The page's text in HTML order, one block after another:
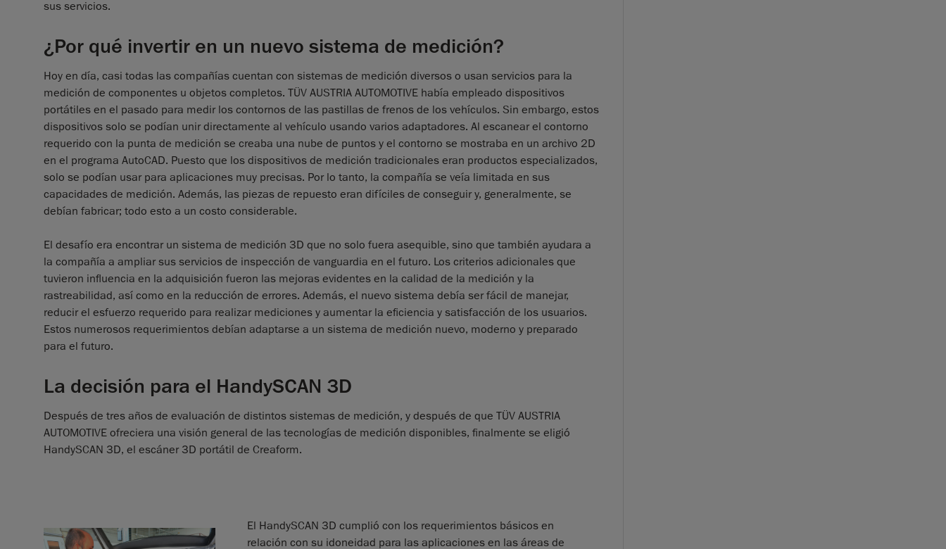
sus servicios.
¿Por qué invertir en un nuevo sistema de medición?
Hoy en día, casi todas las compañías cuentan con sistemas de medición diversos o usan servicios para la
medición de componentes u objetos completos. TÜV AUSTRIA AUTOMOTIVE había empleado dispositivos
portátiles en el pasado para medir los contornos de las pastillas de frenos de los vehículos. Sin embargo, estos
dispositivos solo se podían unir directamente al vehículo usando varios adaptadores. Al escanear el contorno
requerido con la punta de medición se creaba una nube de puntos y el contorno se mostraba en un archivo 2D
en el programa AutoCAD. Puesto que los dispositivos de medición tradicionales eran productos especializados,
solo se podían usar para aplicaciones muy precisas. Por lo tanto, la compañía se veía limitada en sus
capacidades de medición. Además, las piezas de repuesto eran difíciles de conseguir y, generalmente, se
debían fabricar; todo esto a un costo considerable.
El desafío era encontrar un sistema de medición 3D que no solo fuera asequible, sino que también ayudara a
la compañía a ampliar sus servicios de inspección de vanguardia en el futuro. Los criterios adicionales que
tuvieron influencia en la adquisición fueron las mejoras evidentes en la calidad de la medición y la
rastreabilidad, así como en la reducción de errores. Además, el nuevo sistema debía ser fácil de manejar,
reducir el esfuerzo requerido para realizar mediciones y aumentar la eficiencia y satisfacción de los usuarios.
Estos numerosos requerimientos debían adaptarse a un sistema de medición nuevo, moderno y preparado
para el futuro.
La decisión para el HandySCAN 3D
Después de tres años de evaluación de distintos sistemas de medición, y después de que TÜV AUSTRIA
AUTOMOTIVE ofreciera una visión general de las tecnologías de medición disponibles, finalmente se eligió
HandySCAN 3D, el escáner 3D portátil de Creaform.
El HandySCAN 3D cumplió con los requerimientos básicos en
relación con su idoneidad para las aplicaciones en las áreas de